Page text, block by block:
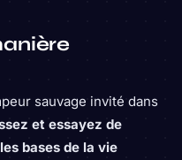
sauvage invité dans
et essayez de
bases de la vie